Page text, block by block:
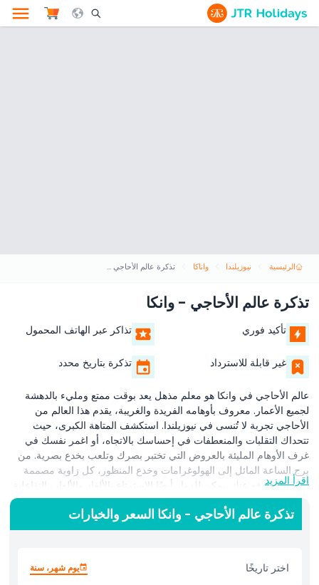
Search Opener Icon
الرئيسية نيوزيلندا واناكا تذكرة عالم الأحاجي - وانكا
تذكرة عالم الأحاجي - وانكا
تأكيد فوري تذاكر عبر الهاتف المحمول
غير قابلة للاسترداد تذكرة بتاريخ محدد
عالم الأحاجي في وانكا هو معلم مذهل يعد بوقت ممتع ومليء بالدهشة
لجميع الأعمار. معروف بأوهامه الفريدة والغريبة، يقدم هذا العالم من
الأحاجي تجربة لا تُنسى في نيوزيلندا. استكشف المتاهة الكبرى، حيث
تتحداك التقلبات والمنعطفات في إحساسك بالاتجاه، أو اغمر نفسك في
غرف الأوهام المليئة بالعروض التي تختبر بصرك وتلعب بخدع بصرية. من
برج الساعة المائل إلى الهولوغرامات وخدع المنظور، كل زاوية مصممة
لتفاجئك وترفه عنك. يمكن للزوار أيضًا الاستمتاع بالألغاز والألعاب التفاعلية
في مركز الألغاز، مما يجعله مكانًا مثاليًا للعائلات والأصدقاء للاستمتاع معًا.
سواء كنت من محبي الأوهام البصرية أو تبحث عن شيء فريد لتفعله في
وانكا، فإن عالم الأحاجي وجهة لا بد من زيارتها تجمع بين المرح والابتكار.
أبرز المعالم
اقرأ المزيد
تذكرة عالم الأحاجي - وانكا السعر والخيارات
اختر تاريخًا يوم شهر، سنة